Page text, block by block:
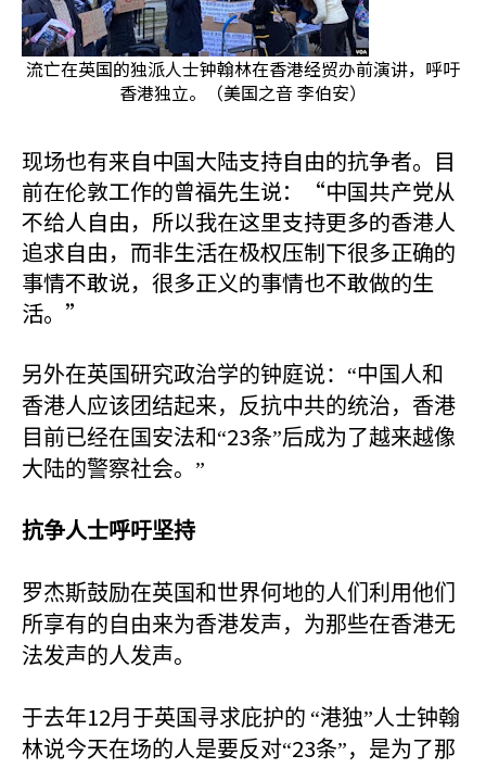
流亡在英国的独派人士钟翰林在香港经贸办前演讲，呼吁
香港独立。（美国之音 李伯安）
现场也有来自中国大陆支持自由的抗争者。目
前在伦敦工作的曾福先生说：“中国共产党从
不给人自由，所以我在这里支持更多的香港人
追求自由，而非生活在极权压制下很多正确的
事情不敢说，很多正义的事情也不敢做的生
活。”
另外在英国研究政治学的钟庭说：“中国人和
香港人应该团结起来，反抗中共的统治，香港
目前已经在国安法和“23条”后成为了越来越像
大陆的警察社会。”
抗争人士呼吁坚持
罗杰斯鼓励在英国和世界何地的人们利用他们
所享有的自由来为香港发声，为那些在香港无
法发声的人发声。
于去年12月于英国寻求庇护的 “港独”人士钟翰
林说今天在场的人是要反对“23条”，是为了那